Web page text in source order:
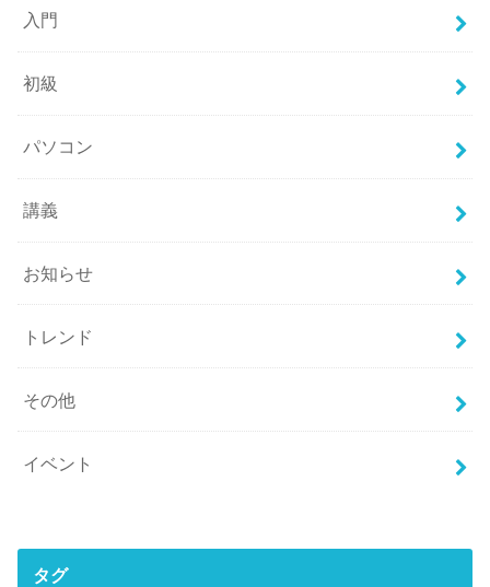
入門
初級
パソコン
講義
お知らせ
トレンド
その他
イベント
タグ